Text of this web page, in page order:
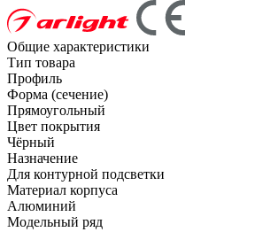
Общие характеристики
Тип товара
Профиль
Форма (сечение)
Прямоугольный
Цвет покрытия
Чёрный
Назначение
Для контурной подсветки
Материал корпуса
Алюминий
Модельный ряд